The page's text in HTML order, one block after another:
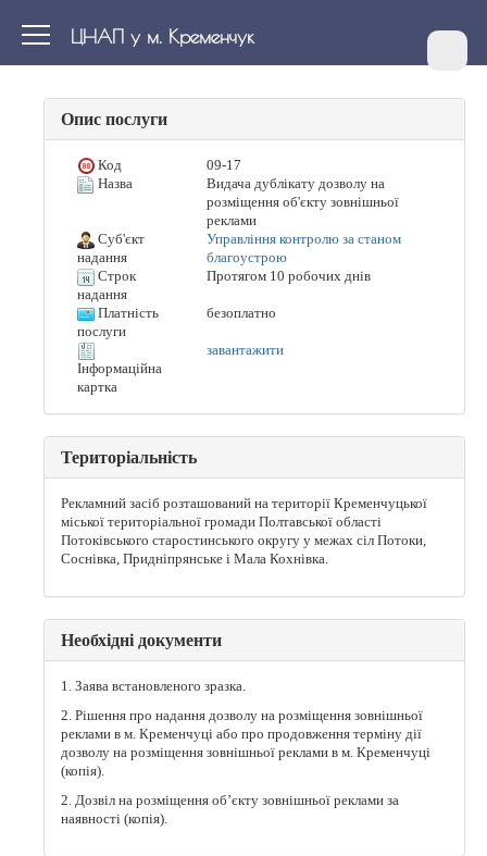
ЦНАП у м. Кременчук
Опис послуги
Код
09-17
Назва
Видача дублікату дозволу на
розміщення об'єкту зовнішньої
реклами
Суб'єкт
надання
Управління контролю за станом
благоустрою
Строк
надання
Протягом 10 робочих днів
Платність
послуги
безоплатно
Інформаційна
картка
завантажити
Територіальність
Рекламний засіб розташований на території Кременчуцької
міської територіальної громади Полтавської області
Потоківського старостинського округу у межах сіл Потоки,
Соснівка, Придніпрянське і Мала Кохнівка.
Необхідні документи
1. Заява встановленого зразка.
2. Рішення про надання дозволу на розміщення зовнішньої
реклами в м. Кременчуці або про продовження терміну дії
дозволу на розміщення зовнішньої реклами в м. Кременчуці
(копія).
2. Дозвіл на розміщення об’єкту зовнішньої реклами за
наявності (копія).